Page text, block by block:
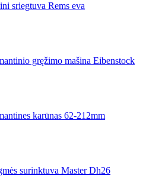
sriegtuva Rems eva
gręžimo mašina Eibenstock
karūnas 62-212mm
surinktuva Master Dh26